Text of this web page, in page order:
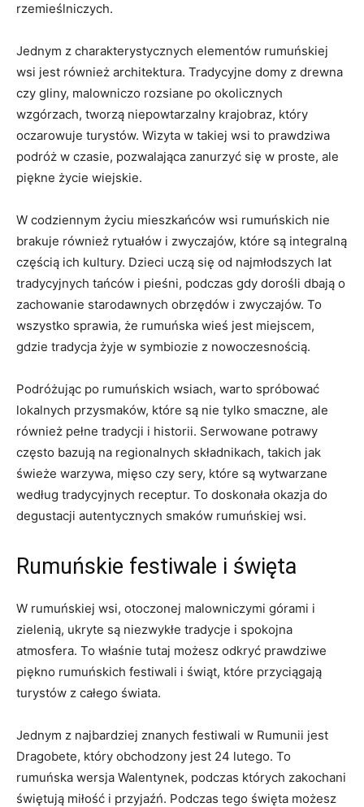
rzemieślniczych.
Jednym ​z charakterystycznych elementów rumuńskiej​
wsi jest⁣ również architektura. Tradycyjne domy z drewna
czy gliny, malowniczo rozsiane po okolicznych
wzgórzach, tworzą⁤ niepowtarzalny krajobraz,​ który
oczarowuje turystów. Wizyta w takiej wsi to‌ prawdziwa
‍podróż w ⁤czasie, pozwalająca zanurzyć się w⁢ proste, ale
piękne życie‍ wiejskie.
W⁢ codziennym życiu mieszkańców wsi rumuńskich nie
brakuje również rytuałów i zwyczajów, które są integralną
częścią ich kultury. Dzieci uczą się ‌od najmłodszych lat
tradycyjnych tańców i pieśni, podczas gdy ⁤dorośli dbają⁣ o
zachowanie starodawnych obrzędów i zwyczajów. To
wszystko sprawia, że rumuńska ⁢wieś jest miejscem,
gdzie tradycja żyje w symbiozie⁤ z nowoczesnością.
Podróżując po rumuńskich wsiach, warto spróbować
lokalnych‌ przysmaków, ⁢które są‍ nie tylko smaczne, ale
również pełne ⁢tradycji ⁣i historii. Serwowane potrawy
często bazują na⁤ regionalnych‍ składnikach, takich‌ jak
świeże⁢ warzywa, mięso czy sery, które są wytwarzane
według tradycyjnych ⁤receptur. To doskonała okazja‍ do
degustacji⁤ autentycznych smaków rumuńskiej wsi.
Rumuńskie ‍festiwale⁤ i święta
W rumuńskiej wsi, otoczonej ‌malowniczymi górami i
zielenią, ⁣ukryte są niezwykłe tradycje i spokojna
atmosfera. To ​właśnie tutaj możesz odkryć prawdziwe
piękno rumuńskich festiwali i świąt, które przyciągają
turystów z całego świata.
Jednym⁣ z najbardziej znanych festiwali w Rumunii jest
Dragobete,‌ który ​obchodzony ⁢jest‍ 24 lutego. To
rumuńska‍ wersja Walentynek, podczas których zakochani
świętują miłość i przyjaźń. Podczas ‌tego święta możesz